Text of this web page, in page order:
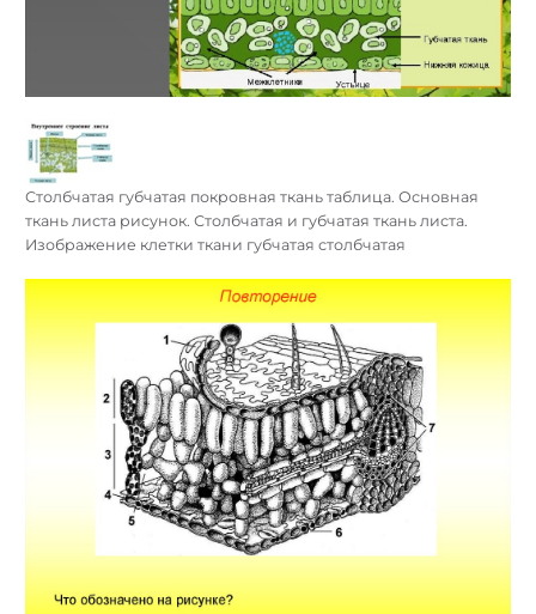
Столбчатая губчатая покровная ткань таблица. Основная
ткань листа рисунок. Столбчатая и губчатая ткань листа.
Изображение клетки ткани губчатая столбчатая